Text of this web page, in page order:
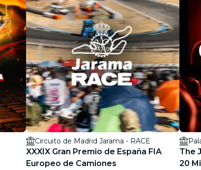
Circuito de Madrid Jarama - RACE
XXXIX Gran Premio de España FIA
Europeo de Camiones
The
20